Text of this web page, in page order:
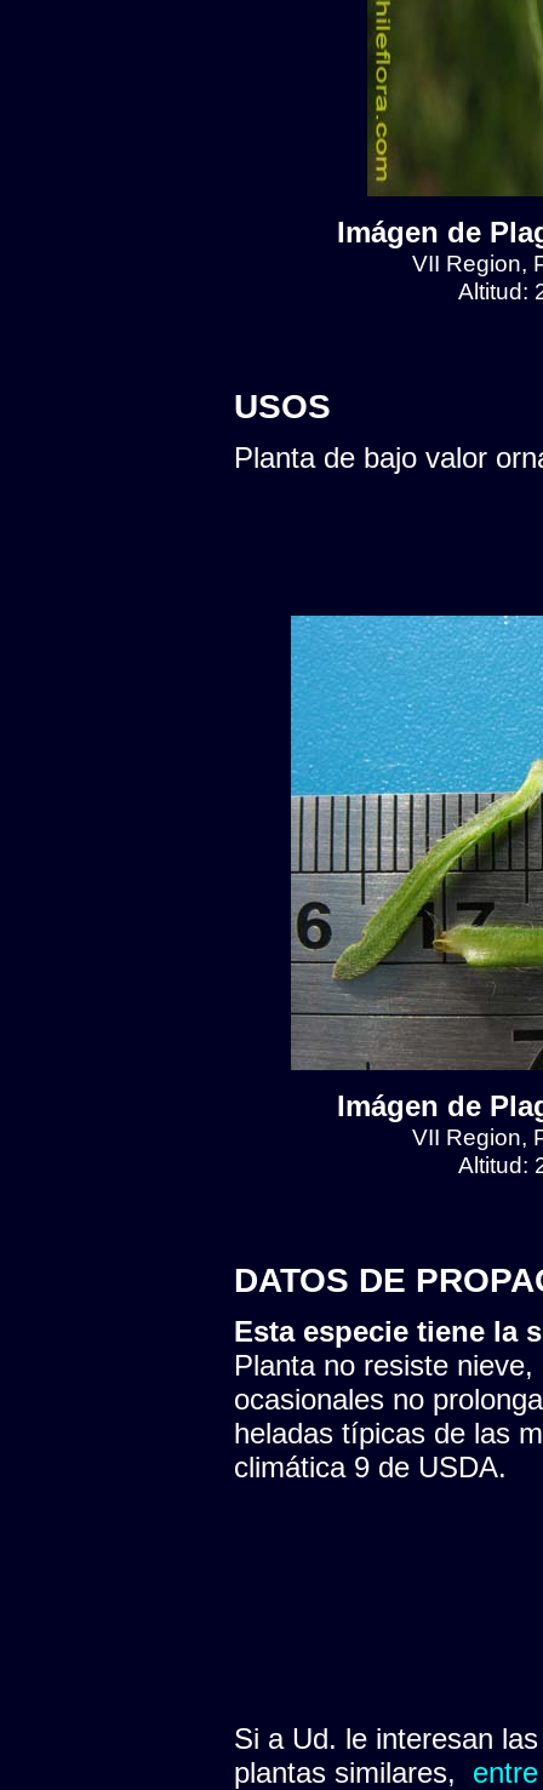
Imágen de
VII Region,
Altitud:
USOS
Planta de bajo valor
Imágen de
VII Region,
Altitud:
DATOS DE
Esta especie tiene la
Planta no resiste
ocasionales no
heladas típicas de las
climática 9 de USDA.
Si a Ud. le interesan
plantas similares,